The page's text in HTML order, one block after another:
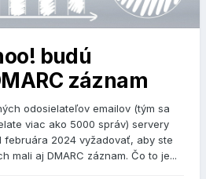
budú
záznam
odosielateľov emailov (tým sa
viac ako 5000 správ) servery
februára 2024 vyžadovať, aby ste
mali aj DMARC záznam. Čo to je...